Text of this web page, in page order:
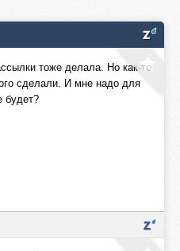
тоже делала. Но как-то
сделали. И мне надо для
будет?